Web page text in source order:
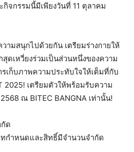
จกรรมนี้มีเพียงวันที่ 11 ตุลาคม
ามสนุกไปด้วยกัน เตรียมร่างกายให้
ดเหวี่ยงร่วมเป็นส่วนหนึ่งของความ
เก็บภาพความประทับใจให้เต็มที่กับ
2025! เตรียมตัวให้พร้อมรับความ
ณ BITEC BANGNA เท่านั้น!
ด
กำหนดและสิทธิ์มีจำนวนจำกัด